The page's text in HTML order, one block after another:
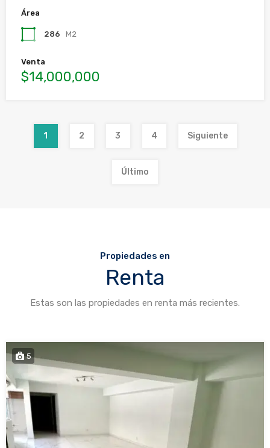
Área
286 M2
Venta
$14,000,000
1 2 3 4 Siguiente
Último
Propiedades en
Renta
Estas son las propiedades en renta más recientes.
5